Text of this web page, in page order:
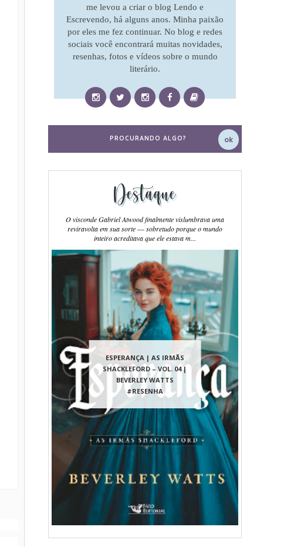
me levou a criar o blog Lendo e
Escrevendo, há alguns anos. Minha paixão
por eles me fez continuar. No blog e redes
sociais você encontrará muitas novidades,
resenhas, fotos e vídeos sobre o mundo
literário.
Destaque
ESPERANÇA | AS IRMÃS
SHACKLEFORD – VOL. 04 |
BEVERLEY WATTS
#RESENHA
O visconde Gabriel Atwood finalmente vislumbrava uma
reviravolta em sua sorte ― sobretudo porque o mundo
inteiro acreditava que ele estava m...